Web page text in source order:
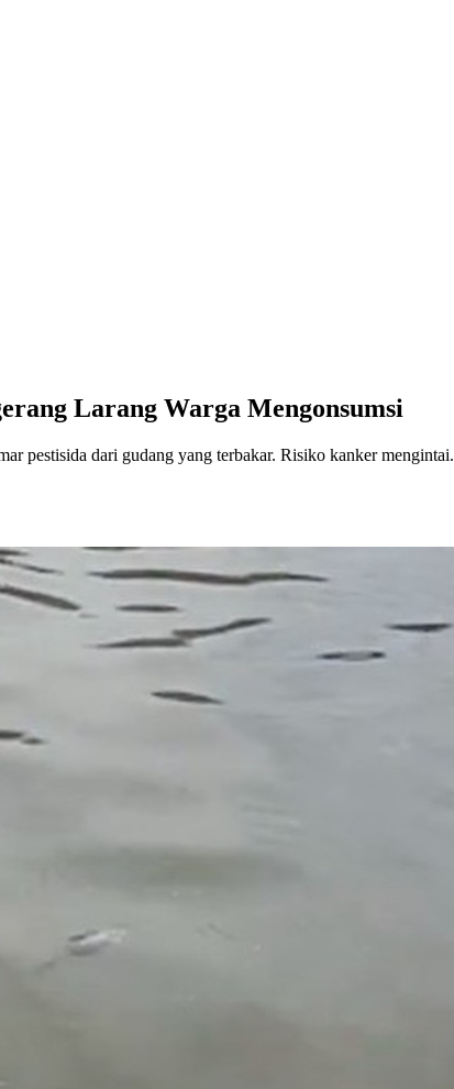
Larang Warga Mengonsumsi
pestisida dari gudang yang terbakar. Risiko kanker mengintai.